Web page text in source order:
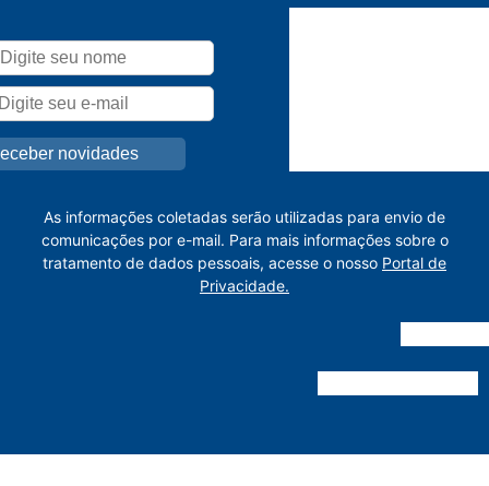
As informações coletadas serão utilizadas para envio de
comunicações por e-mail. Para mais informações sobre o
tratamento de dados pessoais, acesse o nosso Portal de
Privacidade.